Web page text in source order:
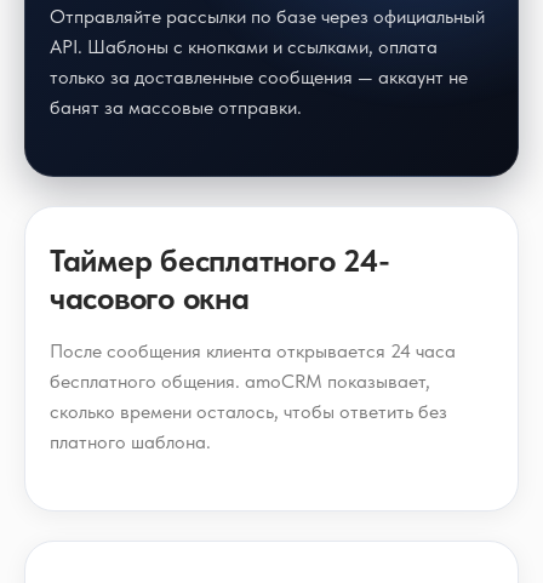
Отправляйте рассылки по базе через официальный
API. Шаблоны с кнопками и ссылками, оплата
только за доставленные сообщения — аккаунт не
банят за массовые отправки.
Таймер бесплатного 24-
часового окна
После сообщения клиента открывается 24 часа
бесплатного общения. amoCRM показывает,
сколько времени осталось, чтобы ответить без
платного шаблона.